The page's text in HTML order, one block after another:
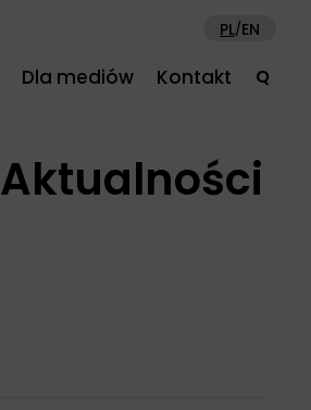
Dla mediów Kontakt Q
PL/EN
Aktualności